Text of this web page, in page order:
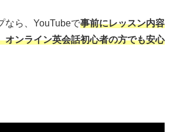
なら、YouTubeで事前にレッスン内容
オンライン英会話初心者の方でも安心